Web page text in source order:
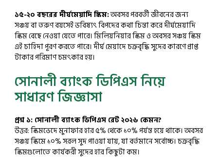
১৫-২০ বছরের দীর্ঘমেয়াদি স্কিম:অবসর পরবর্তী জীবনের জন্য
সঞ্চয় বা তরুণ বয়সেই ভবিষ্যৎ বিপদের কথা চিন্তা করে দীর্ঘমেয়াদি
স্কিম বেছে নেওয়া যেতে পারে। মিলিয়নিয়ার স্কিম ও অবসর সঞ্চয় স্কিম
এই চাহিদা পূরণ করতে পারে। দীর্ঘ মেয়াদে চক্রবৃদ্ধি সুদের কারণে প্রাপ্ত
টাকার পরিমাণ চমৎকার হয়।
সোনালী ব্যাংক ডিপিএস নিয়ে
সাধারণ জিজ্ঞাসা
প্রশ্ন ১: সোনালী ব্যাংক ডিপিএস রেট ২০২৬ কেমন?
উত্তর: স্কিমভেদে মুনাফার হার ৫% থেকে ১০% পর্যন্ত হয়ে থাকে। অবসর
সঞ্চয় স্কিমে ১০% সরল সুদ পাওয়া যায়, যা বর্তমানে সর্বোচ্চ। চক্রবৃদ্ধি
স্কিমগুলোতে কার্যকরী সুদের হার কিছুটা কম।